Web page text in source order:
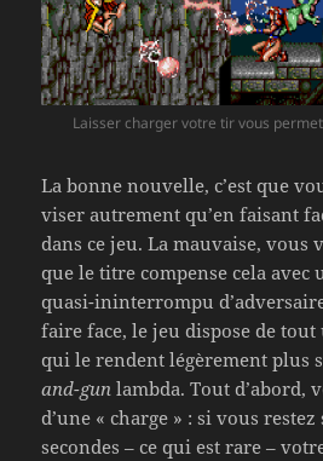
Laisser charger votre tir vous
La bonne nouvelle, c’est que
viser autrement qu’en faisant
dans ce jeu. La mauvaise, vous
que le titre compense cela avec
quasi-ininterrompu
faire face, le jeu dispose de
qui le rendent légèrement plus
and-gun lambda. Tout d’abord,
d’une « charge » : si vous
secondes – ce qui est rare –